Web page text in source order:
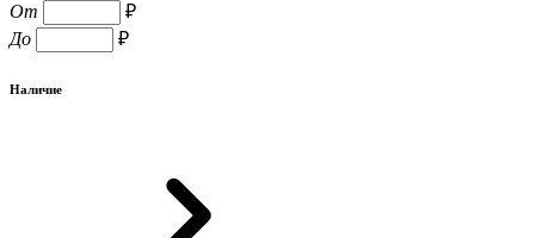
От
₽
До
₽
Наличие